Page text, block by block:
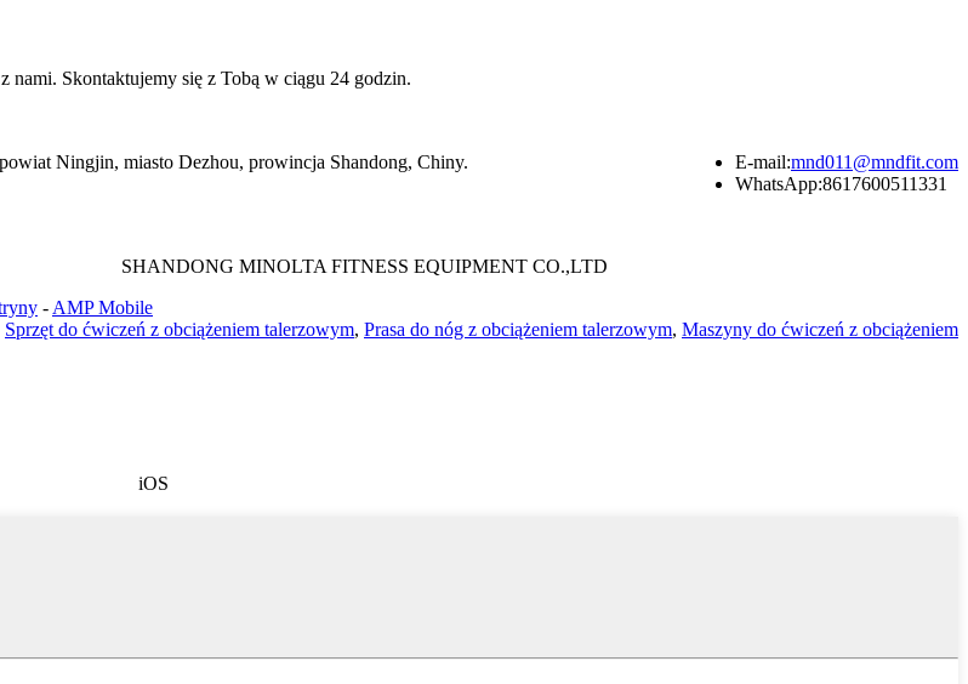
Skontaktujemy się z Tobą w ciągu 24 godzin.
Ningjin, miasto Dezhou, prowincja Shandong, Chiny.
E-mail:mnd011@mndfit.com
WhatsApp:8617600511331
SHANDONG MINOLTA FITNESS EQUIPMENT CO.,LTD
- AMP Mobile
Sprzęt do ćwiczeń z obciążeniem talerzowym, Prasa do nóg z obciążeniem talerzowym, Maszyny do ćwiczeń z obciążeniem
iOS